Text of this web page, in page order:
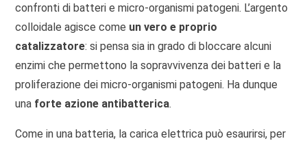
confronti di batteri e micro-organismi patogeni. L’argento
colloidale agisce come un vero e proprio
catalizzatore: si pensa sia in grado di bloccare alcuni
enzimi che permettono la sopravvivenza dei batteri e la
proliferazione dei micro-organismi patogeni. Ha dunque
una forte azione antibatterica.
Come in una batteria, la carica elettrica può esaurirsi, per